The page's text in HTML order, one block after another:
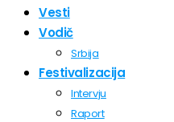
Vesti
Vodič
Srbija
Festivalizacija
Intervju
Raport